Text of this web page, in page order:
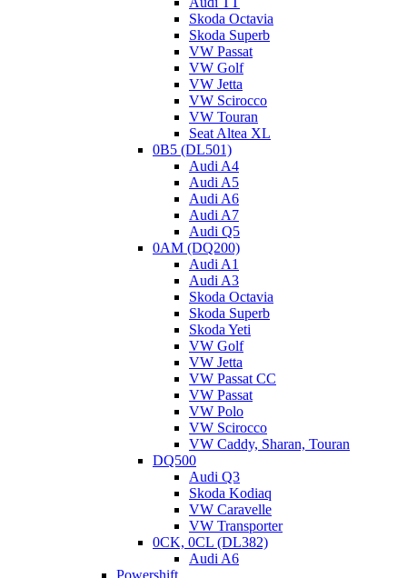
Skoda Octavia
Skoda Superb
VW Passat
VW Golf
VW Jetta
VW Scirocco
VW Touran
Seat Altea XL
0B5 (DL501)
Audi A4
Audi A5
Audi A6
Audi A7
Audi Q5
0AM (DQ200)
Audi A1
Audi A3
Skoda Octavia
Skoda Superb
Skoda Yeti
VW Golf
VW Jetta
VW Passat CC
VW Passat
VW Polo
VW Scirocco
VW Caddy, Sharan, Touran
DQ500
Audi Q3
Skoda Kodiaq
VW Caravelle
VW Transporter
0CK, 0CL (DL382)
Audi A6
Powershift